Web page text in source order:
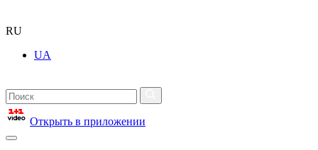
RU
UA
Открыть в приложении